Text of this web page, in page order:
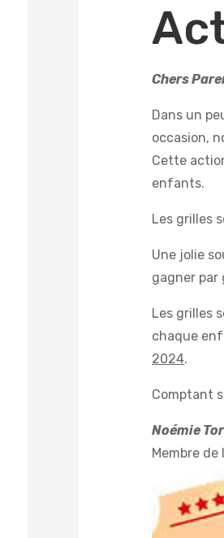
Chers
Dans un
occasion,
Cette
enfants.
Les grilles
Une jolie
gagner par
Les grilles
chaque
2024.
Comptant
Noémie
Membre de